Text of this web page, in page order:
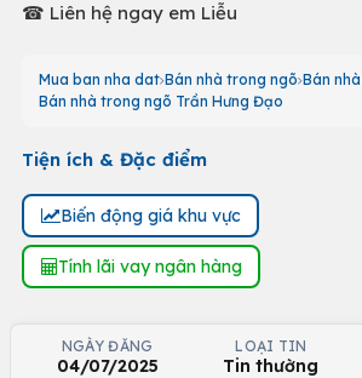
☎ Liên hệ ngay em Liễu
Mua ban nha dat Bán nhà trong ngõ Bán
Bán nhà trong ngõ Trần Hưng Đạo
Tiện ích & Đặc điểm
Biến động giá khu vực
Tính lãi vay ngân hàng
NGÀY ĐĂNG
04/07/2025
LOẠI TIN
Tin thường